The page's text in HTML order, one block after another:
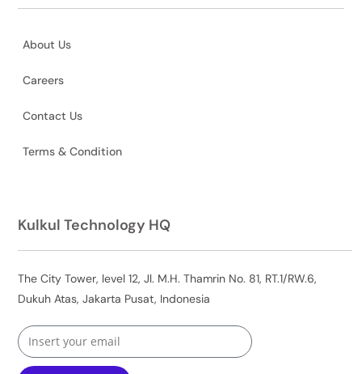
About Us
Careers
Contact Us
Terms & Condition
Kulkul Technology HQ
The City Tower, level 12, Jl. M.H. Thamrin No. 81, RT.1/RW.6,
Dukuh Atas, Jakarta Pusat, Indonesia